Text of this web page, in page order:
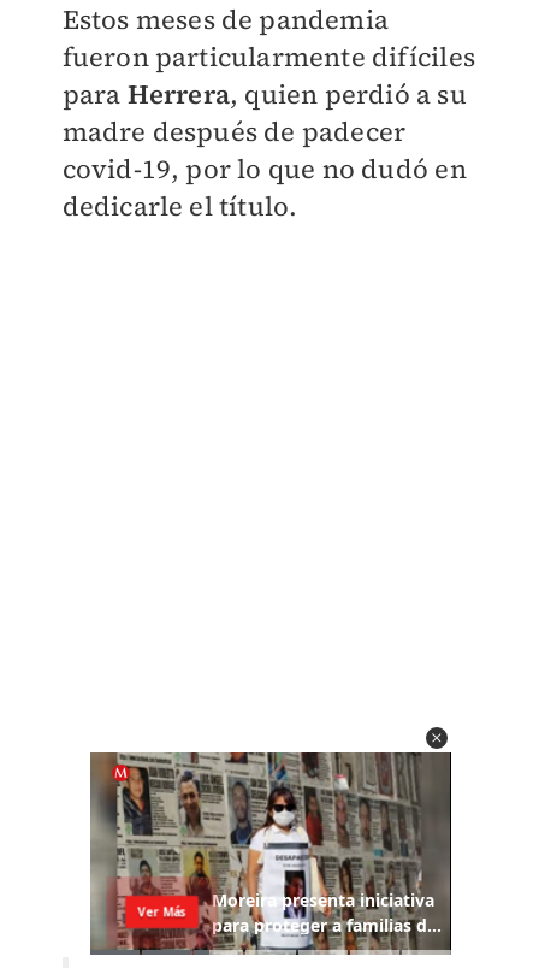
Estos meses de pandemia
fueron particularmente difíciles
para Herrera, quien perdió a su
madre después de padecer
covid-19, por lo que no dudó en
dedicarle el título.